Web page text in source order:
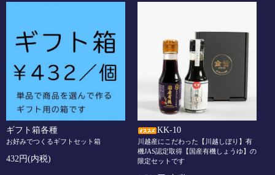
ギフト箱各種
お好みでつくるギフトセット箱
432円(内税)
KK-10
川越産にこだわった【川越しぼり】有
機JAS認定取得【国産有機しょうゆ】の
限定セットです